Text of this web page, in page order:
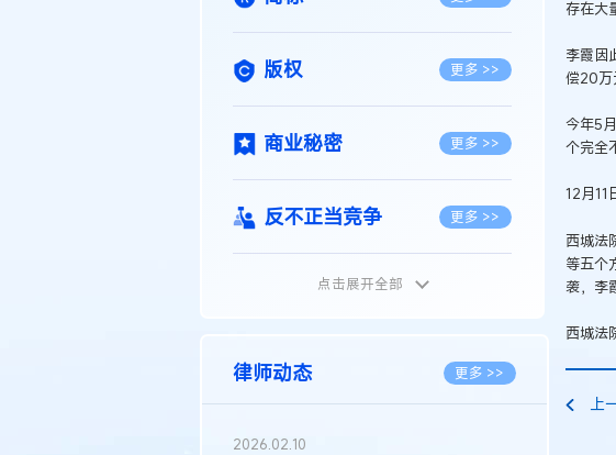
版权 更多 >>
商业秘密 更多 >>
反不正当竞争 更多 >>
植物新品种
地理标志 更多 >>
集成电路布图设计
点击展开全部
律师动态 更多 >>
2026.02.10
存在大
李霞因
偿20万
今年5
个完全
12月11
西城法
等五个
袭，李
西城法
上